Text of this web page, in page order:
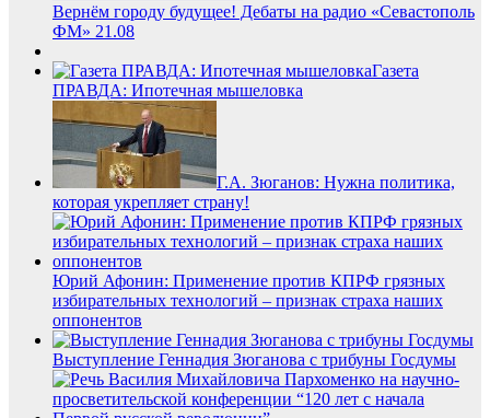
Вернём городу будущее! Дебаты на радио «Севастополь
ФМ» 21.08
Газета
ПРАВДА: Ипотечная мышеловка
Г.А. Зюганов: Нужна политика,
которая укрепляет страну!
Юрий Афонин: Применение против КПРФ грязных
избирательных технологий – признак страха наших
оппонентов
Выступление Геннадия Зюганова с трибуны Госдумы